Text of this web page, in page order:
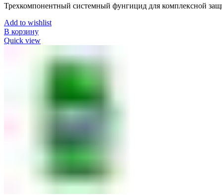
Трехкомпонентный системный фунгицид для комплексной
Add to wishlist
В корзину
Quick view